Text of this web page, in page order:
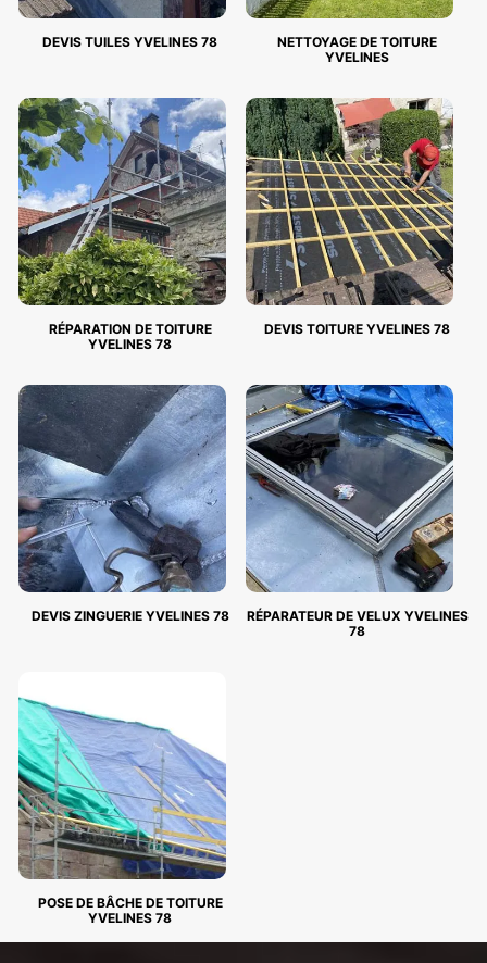
DEVIS TUILES YVELINES 78
NETTOYAGE DE TOITURE
YVELINES
RÉPARATION DE TOITURE
YVELINES 78
DEVIS TOITURE YVELINES 78
DEVIS ZINGUERIE YVELINES 78
RÉPARATEUR DE VELUX YVELINES
78
POSE DE BÂCHE DE TOITURE
YVELINES 78